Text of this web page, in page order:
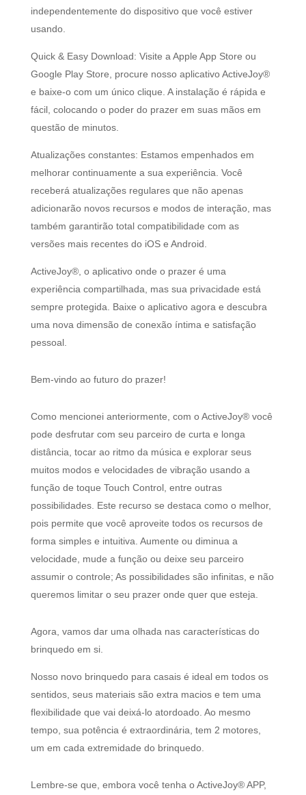
independentemente do dispositivo que você estiver
usando.
Quick & Easy Download: Visite a Apple App Store ou
Google Play Store, procure nosso aplicativo ActiveJoy®
e baixe-o com um único clique. A instalação é rápida e
fácil, colocando o poder do prazer em suas mãos em
questão de minutos.
Atualizações constantes: Estamos empenhados em
melhorar continuamente a sua experiência. Você
receberá atualizações regulares que não apenas
adicionarão novos recursos e modos de interação, mas
também garantirão total compatibilidade com as
versões mais recentes do iOS e Android.
ActiveJoy®, o aplicativo onde o prazer é uma
experiência compartilhada, mas sua privacidade está
sempre protegida. Baixe o aplicativo agora e descubra
uma nova dimensão de conexão íntima e satisfação
pessoal.
Bem-vindo ao futuro do prazer!
Como mencionei anteriormente, com o ActiveJoy® você
pode desfrutar com seu parceiro de curta e longa
distância, tocar ao ritmo da música e explorar seus
muitos modos e velocidades de vibração usando a
função de toque Touch Control, entre outras
possibilidades. Este recurso se destaca como o melhor,
pois permite que você aproveite todos os recursos de
forma simples e intuitiva. Aumente ou diminua a
velocidade, mude a função ou deixe seu parceiro
assumir o controle; As possibilidades são infinitas, e não
queremos limitar o seu prazer onde quer que esteja.
Agora, vamos dar uma olhada nas características do
brinquedo em si.
Nosso novo brinquedo para casais é ideal em todos os
sentidos, seus materiais são extra macios e tem uma
flexibilidade que vai deixá-lo atordoado. Ao mesmo
tempo, sua potência é extraordinária, tem 2 motores,
um em cada extremidade do brinquedo.
Lembre-se que, embora você tenha o ActiveJoy® APP,